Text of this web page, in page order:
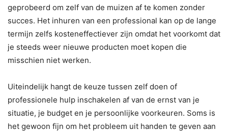
geprobeerd om zelf van de muizen af te komen zonder
succes. Het inhuren van een professional kan op de lange
termijn zelfs kosteneffectiever zijn omdat het voorkomt dat
je steeds weer nieuwe producten moet kopen die
misschien niet werken.
Uiteindelijk hangt de keuze tussen zelf doen of
professionele hulp inschakelen af van de ernst van je
situatie, je budget en je persoonlijke voorkeuren. Soms is
het gewoon fijn om het probleem uit handen te geven aan